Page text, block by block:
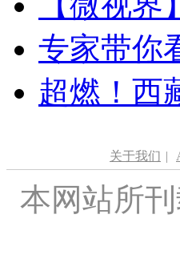
专家带你
超燃！西
关于我们 |
本网站所